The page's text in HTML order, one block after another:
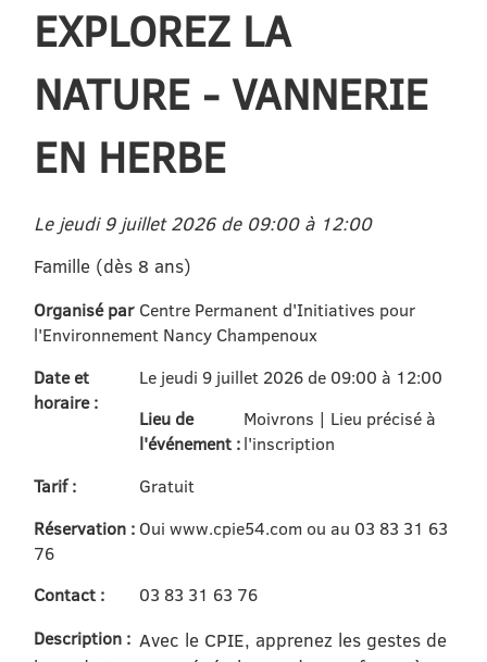
EXPLOREZ LA
NATURE - VANNERIE
EN HERBE
Le jeudi 9 juillet 2026 de 09:00 à 12:00
Famille (dès 8 ans)
Organisé par Centre Permanent d'Initiatives pour
l'Environnement Nancy Champenoux
Date et
horaire :
Le jeudi 9 juillet 2026 de 09:00 à 12:00
Lieu de
l'événement :
Moivrons | Lieu précisé à
l'inscription
Tarif :
Gratuit
Réservation : Oui www.cpie54.com ou au 03 83 31 63
76
Contact :
03 83 31 63 76
Description : Avec le CPIE, apprenez les gestes de